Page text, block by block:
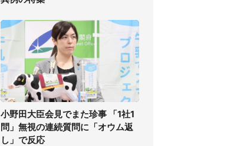
小野田大臣会見でまた珍事 「1社1
問」無視の連続質問に「オウム返
し」で反応